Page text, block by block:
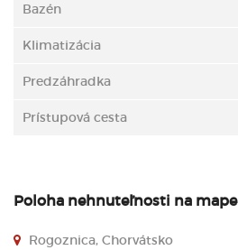
Bazén
Klimatizácia
Predzáhradka
Prístupová cesta
Poloha nehnuteľnosti na mape
Rogoznica, Chorvátsko